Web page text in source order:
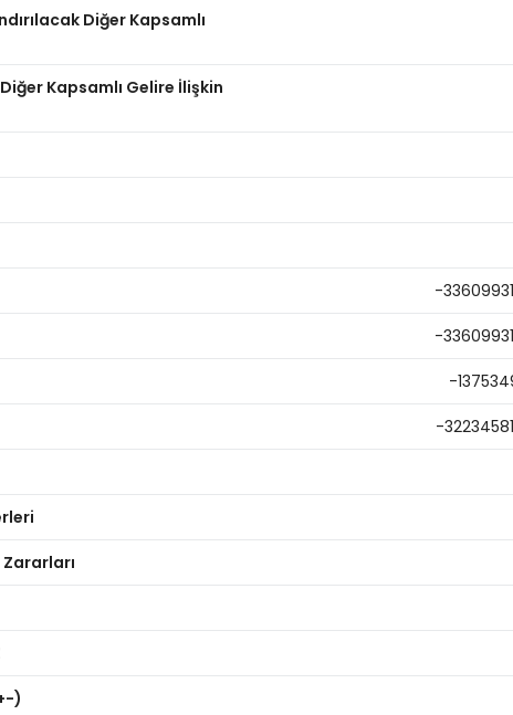
Diğer Kapsamlı
Kapsamlı Gelire İlişkin
-
-
-
-
Zararları
)